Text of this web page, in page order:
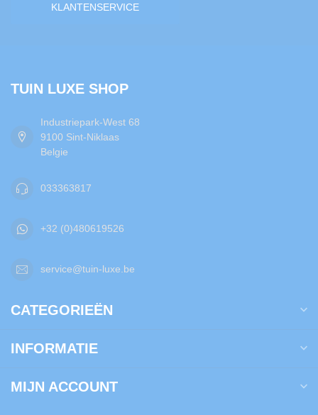
KLANTENSERVICE
TUIN LUXE SHOP
Industriepark-West 68
9100 Sint-Niklaas
Belgie
033363817
+32 (0)480619526
service@tuin-luxe.be
CATEGORIEËN
INFORMATIE
MIJN ACCOUNT